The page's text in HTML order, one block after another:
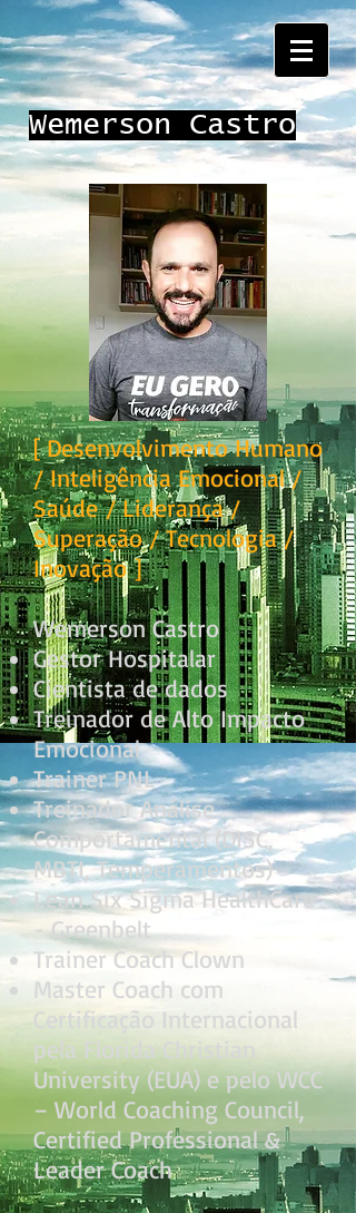
Wemerson Castro
[ Desenvolvimento Humano
/ Inteligência Emocional /
Saúde/ Liderança /
Superação / Tecnologia /
Inovação]
Wemerson Castro
Gestor Hospitalar
Cientista de dados
Treinador de Alto Impacto
Emocional
Trainer PNL
Treinador Análise
Comportamental (DISC,
MBTI, Temperamentos)
Lean Six Sigma HealthCare
- Greenbelt
Trainer Coach Clown
Master Coach com
Certificação Internacional
pela Florida Christian
University (EUA) e pelo WCC
– World Coaching Council,
Certified Professional &
Leader Coach